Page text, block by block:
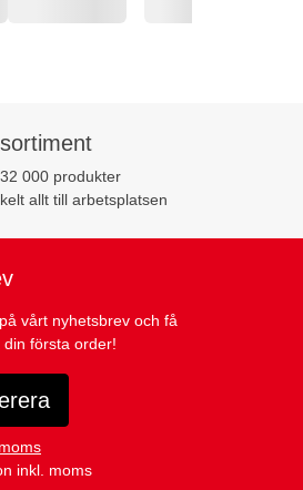
000 produkter
allt till arbetsplatsen
vårt nyhetsbrev och få
första order!
inkl. moms